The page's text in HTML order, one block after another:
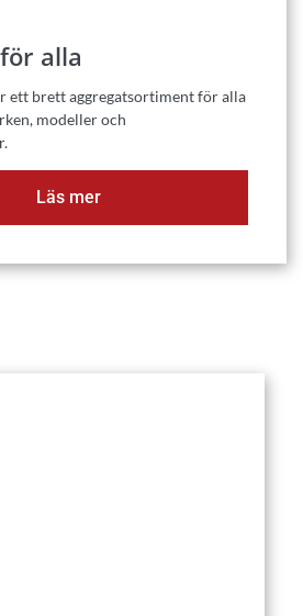
alla
ett brett aggregatsortiment för alla
modeller och
Läs mer